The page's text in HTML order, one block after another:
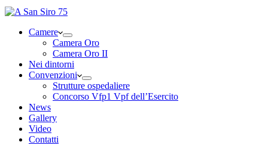
Camere
Camera Oro
Camera Oro II
Nei dintorni
Convenzioni
Strutture ospedaliere
Concorso Vfp1 Vpf dell’Esercito
News
Gallery
Video
Contatti